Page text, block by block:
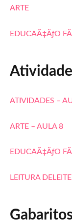
ARTE
EDUCAÃ‡ÃƒO
ATIVIDADES –
ARTE – AULA 8
EDUCAÃ‡ÃƒO
LEITURA